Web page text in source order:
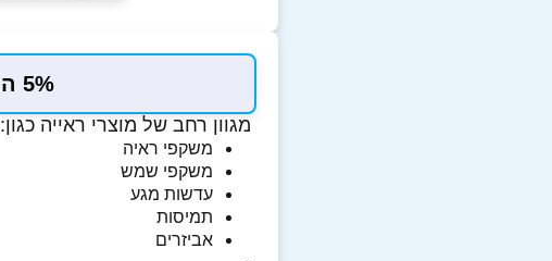
5% הנחה אוטומטית למשלמים בכרטיס המועדון
מגוון רחב של מוצרי ראייה כגון:
משקפי ראיה
משקפי שמש
עדשות מגע
תמיסות
אביזרים